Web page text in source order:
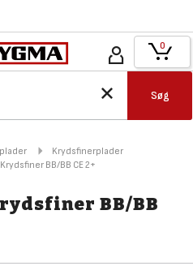
Søg
0
Krydsfinerplader
BB/BB CE 2+
BB/BB